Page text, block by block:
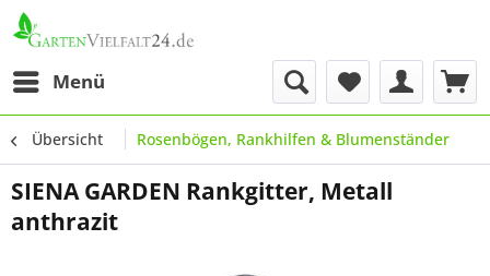
Menü
Übersicht Rosenbögen, Rankhilfen & Blumenständer
SIENA GARDEN Rankgitter, Metall
anthrazit